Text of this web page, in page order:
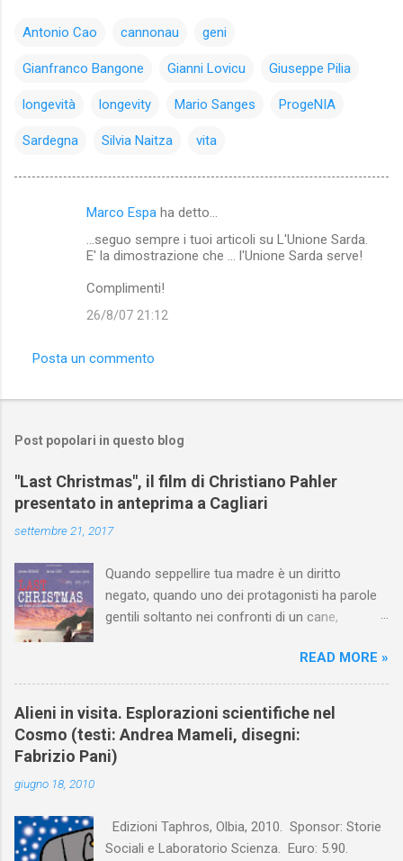
Antonio Cao cannonau geni
Gianfranco Bangone Gianni Lovicu Giuseppe Pilia
longevità longevity Mario Sanges ProgeNIA
Sardegna Silvia Naitza vita
i
Marco Espa ha detto…
...seguo sempre i tuoi articoli su L'Unione Sarda.
E' la dimostrazione che ... l'Unione Sarda serve!
Complimenti!
26/8/07 21:12
Posta un commento
Post popolari in questo blog
"Last Christmas", il film di Christiano Pahler
presentato in anteprima a Cagliari
settembre 21, 2017
Quando seppellire tua madre è un diritto
negato, quando uno dei protagonisti ha parole
gentili soltanto nei confronti di un cane,
mirto", allora significa che sei dentro un film che
ti racconta qualcosa di serio, ma facendo
ridere. Come in Last Christmas , l'opera prima
di Christiano Pahler presentata in anteprima a
Cagliari il 20 Settembre 2017. Sarà nelle sale
dal 28 Settembre In questo film riecheggia il
contro l'incomunicabilità nei rapporti tra fratelli
e con i concittadini del paese. Non passa
READ MORE »
Alieni in visita. Esplorazioni scientifiche nel
Cosmo (testi: Andrea Mameli, disegni:
Fabrizio Pani)
giugno 18, 2010
Edizioni Taphros, Olbia, 2010. Sponsor: Storie
Sociali e Laboratorio Scienza. Euro: 5.90.